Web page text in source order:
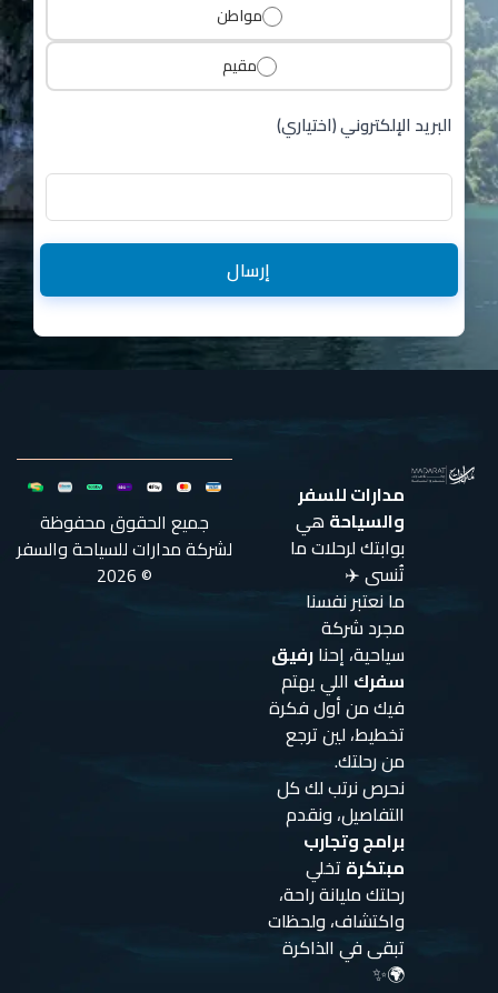
مواطن
مقيم
البريد الإلكتروني (اختياري)
إرسال
مدارات للسفر
والسياحة هي
بوابتك لرحلات ما
تُنسى ✈️
ما نعتبر نفسنا
مجرد شركة
سياحية، إحنارفيق
سفرك اللي يهتم
فيك من أول فكرة
تخطيط، لين ترجع
من رحلتك.
نحرص نرتب لك كل
التفاصيل، ونقدم
برامج وتجارب
مبتكرة تخلي
رحلتك مليانة راحة،
واكتشاف، ولحظات
تبقى في الذاكرة
🌍✨
جميع الحقوق محفوظة
لشركة مدارات للسياحة والسفر
© 2026